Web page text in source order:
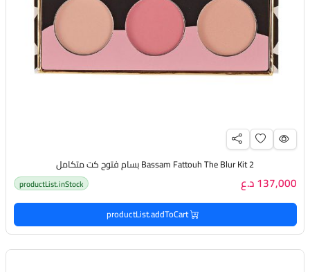
Bassam Fattouh The Blur Kit 2 بسام فتوح كت متكامل
137,000 د.ع productList.inStock
productList.addToCart